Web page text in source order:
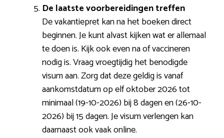
De laatste voorbereidingen treffen
De vakantiepret kan na het boeken direct
beginnen. Je kunt alvast kijken wat er allemaal
te doen is. Kijk ook even na of vaccineren
nodig is. Vraag vroegtijdig het benodigde
visum aan. Zorg dat deze geldig is vanaf
aankomstdatum op elf oktober 2026 tot
minimaal (19-10-2026) bij 8 dagen en (26-10-
2026) bij 15 dagen. Je visum verlengen kan
daarnaast ook vaak online.